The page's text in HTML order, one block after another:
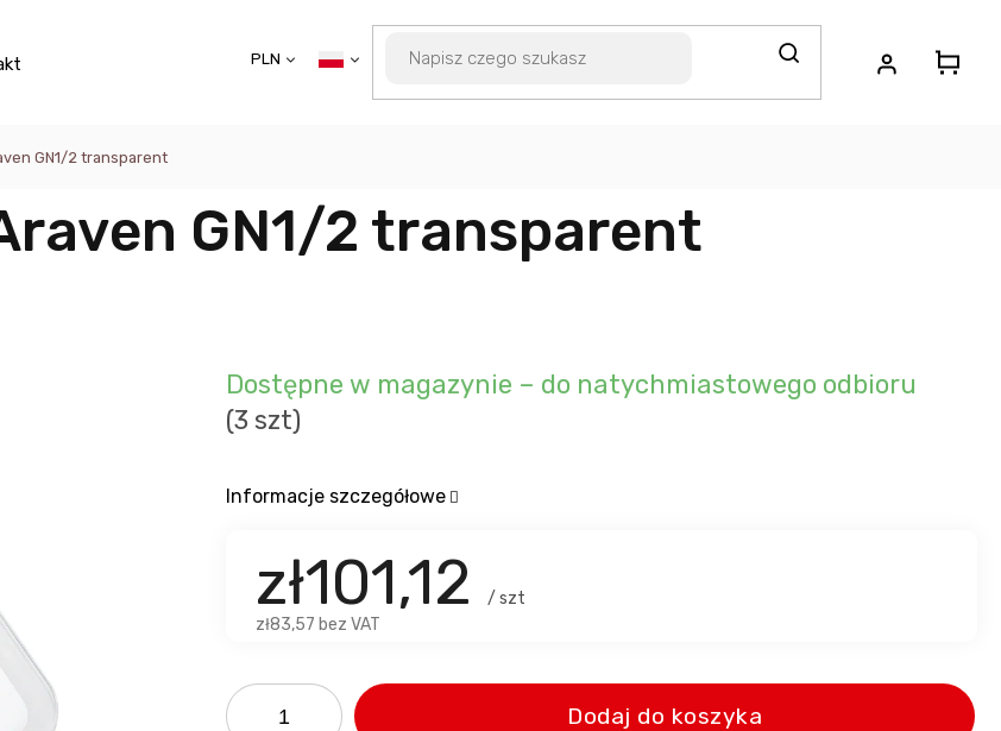
PLN
GN1/2 transparent
GN1/2 transparent
zł101,12
/ szt
zł83,57 bez VAT
Dostępne w magazynie – do natychmiastowego odbioru
(3 szt)
Dodaj do koszyka
Informacje szczegółowe